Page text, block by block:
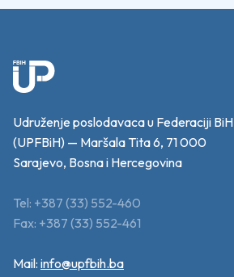
Udruženje poslodavaca u Federaciji BiH
(UPFBiH) — Maršala Tita 6, 71 000
Sarajevo, Bosna i Hercegovina
Tel: +387 (33) 552-460
Fax: +387 (33) 552-461
Mail: info@upfbih.ba